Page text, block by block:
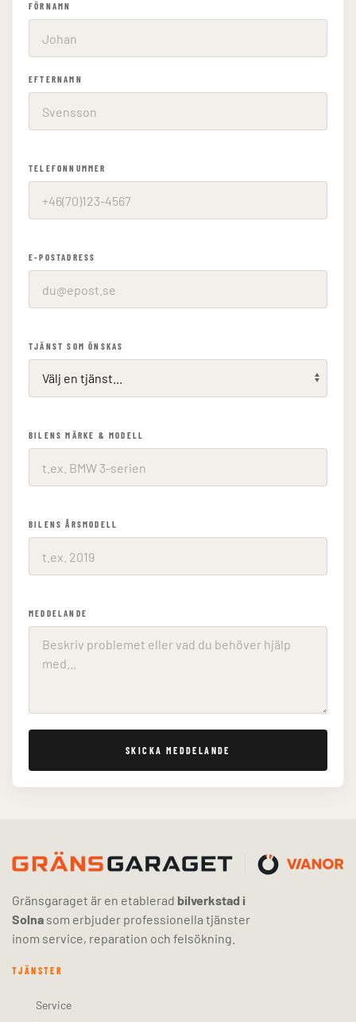
FÖRNAMN
EFTERNAMN
TELEFONNUMMER
E-POSTADRESS
TJÄNST SOM ÖNSKAS
BILENS MÄRKE & MODELL
BILENS ÅRSMODELL
MEDDELANDE
Gränsgaraget är en etablerad bilverkstad i
Solna som erbjuder professionella tjänster
inom service, reparation och felsökning.
TJÄNSTER
Service